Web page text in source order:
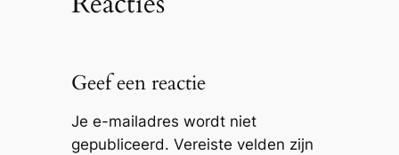
Geef een reactie
Je e-mailadres wordt niet
gepubliceerd. Vereiste velden zijn